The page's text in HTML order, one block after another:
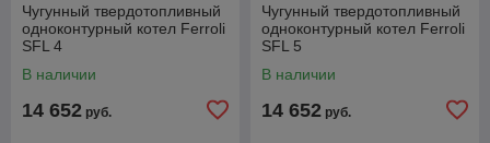
Чугунный твердотопливный
одноконтурный котел Ferroli
SFL 4
В наличии
14 652 руб.
Чугунный твердотопливный
одноконтурный котел Ferroli
SFL 5
В наличии
14 652 руб.